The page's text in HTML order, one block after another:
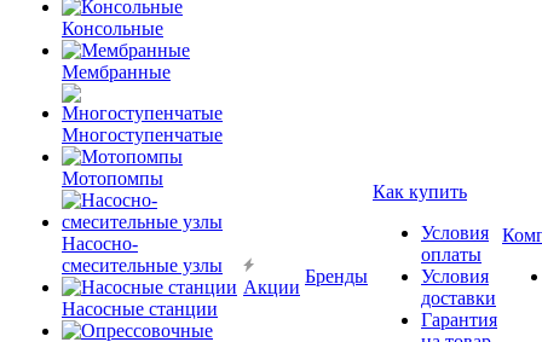
Консольные
Мембранные
Многоступенчатые
Мотопомпы
Насосно-
смесительные узлы
Насосные станции
Акции
Бренды
Как купить
Условия
оплаты
Условия
доставки
Гарантия